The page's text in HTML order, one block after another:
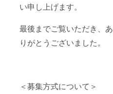
い申し上げます。
最後までご覧いただき、あ
りがとうございました。
＜募集方式について＞